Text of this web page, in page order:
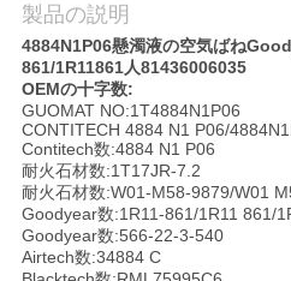
絡
し
な
さ
い
製品の説明
4884N1P06懸濁液の空気ばね
861/1R11861人81436006035
OEMの十字数:
GUOMAT NO:1T4884N1P06
CONTITECH 4884 N1 P06/
Contitech数:4884 N1 P06
耐火石材数:1T17JR-7.2
耐火石材数:W01-M58-9879/W01
Goodyear数:1R11-861/1R11 861/
Goodyear数:566-22-3-540
Airtech数:34884 C